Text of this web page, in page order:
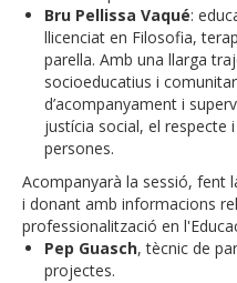
Bru Pellissa Vaqué:
llicenciat en Filosofia,
parella. Amb una llarga
socioeducatius i
d’acompanyament i
justícia social, el respecte
persones.
Acompanyarà la sessió, fent
i donant amb informacions
professionalització en
Pep Guasch, tècnic de
projectes.